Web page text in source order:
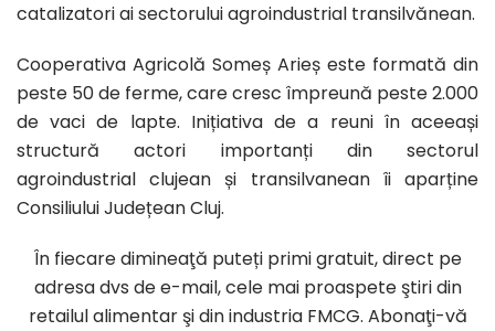
catalizatori ai sectorului agroindustrial transilvănean.
Cooperativa Agricolă Someș Arieș este formată din
peste 50 de ferme, care cresc împreună peste 2.000
de vaci de lapte. Inițiativa de a reuni în aceeași
structură actori importanți din sectorul
agroindustrial clujean și transilvanean îi aparține
Consiliului Județean Cluj.
În fiecare dimineaţă puteți primi gratuit, direct pe
adresa dvs de e-mail, cele mai proaspete ştiri din
retailul alimentar şi din industria FMCG. Abonaţi-vă